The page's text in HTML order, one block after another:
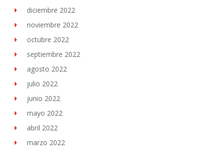
diciembre 2022
noviembre 2022
octubre 2022
septiembre 2022
agosto 2022
julio 2022
junio 2022
mayo 2022
abril 2022
marzo 2022